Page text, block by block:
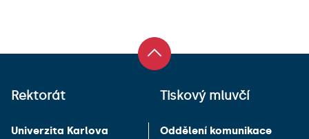
Rektorát
Univerzita Karlova
Tiskový mluvčí
Oddělení komunikace